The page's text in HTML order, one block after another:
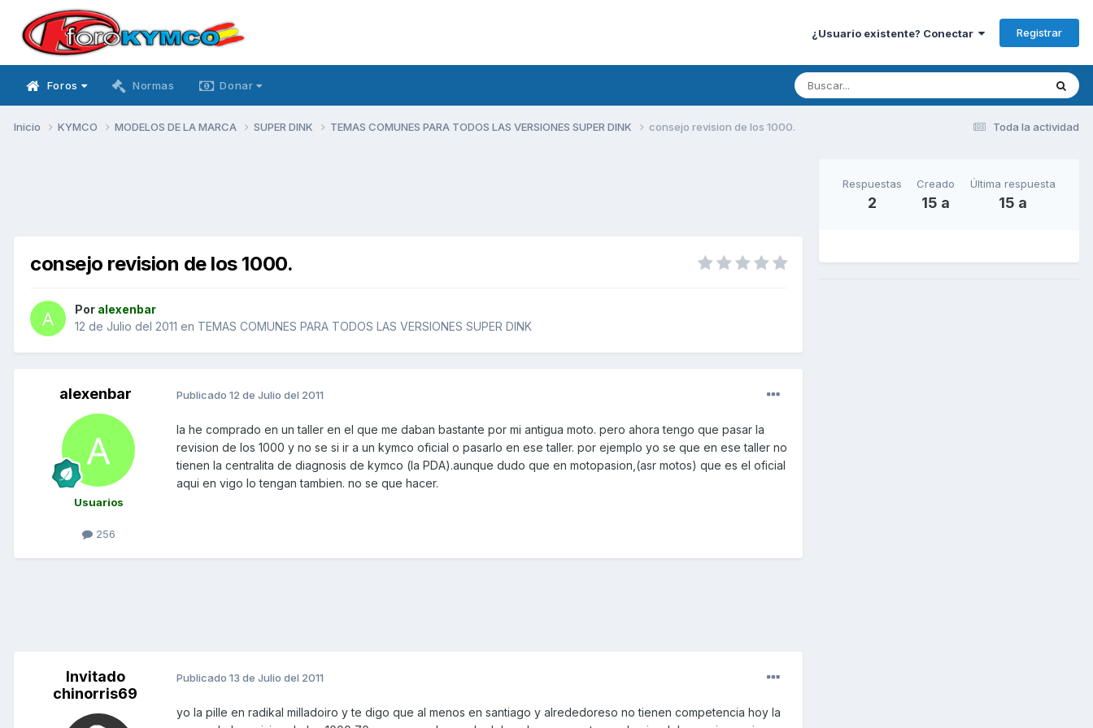
¿Usuario existente? Conectar Registrar
Foros Normas Donar
Toda la actividad
Inicio KYMCO MODELOS DE LA MARCA SUPER DINK TEMAS COMUNES PARA TODOS LAS VERSIONES SUPER DINK consejo revision de los 1000.
consejo revision de los 1000.
Por alexenbar
12 de Julio del 2011 en TEMAS COMUNES PARA TODOS LAS VERSIONES SUPER DINK
alexenbar
Usuarios
256
Publicado 12 de Julio del 2011
la he comprado en un taller en el que me daban bastante por mi antigua moto. pero ahora tengo que pasar la
revision de los 1000 y no se si ir a un kymco oficial o pasarlo en ese taller. por ejemplo yo se que en ese taller no
tienen la centralita de diagnosis de kymco (la PDA).aunque dudo que en motopasion,(asr motos) que es el oficial
aqui en vigo lo tengan tambien. no se que hacer.
Invitado
chinorris69
Publicado 13 de Julio del 2011
yo la pille en radikal milladoiro y te digo que al menos en santiago y alrededoreso no tienen competencia hoy la
Respuestas
2
Creado
15 a
Última respuesta
15 a